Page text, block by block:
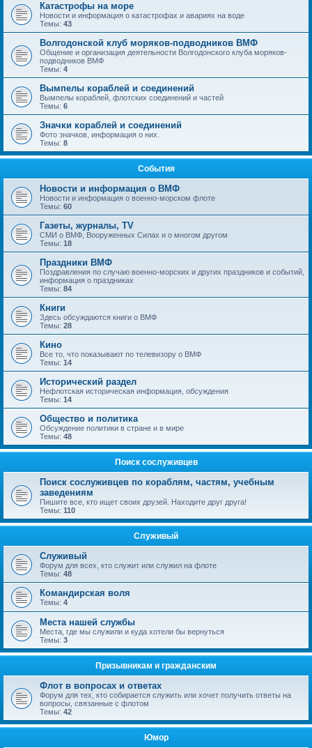
Катастрофы на море
Новости и информация о катастрофах и авариях на воде
Темы: 43
Волгодонской клуб моряков-подводников ВМФ
Общение и организация деятельности Волгодонского клуба моряков-
подводников ВМФ
Темы: 4
Вымпелы кораблей и соединений
Вымпелы кораблей, флотских соединений и частей
Темы: 6
Значки кораблей и соединений
Фото значков, информация о них.
Темы: 8
События
Новости и информация о ВМФ
Новости и информация о военно-морском флоте
Темы: 60
Газеты, журналы, TV
СМИ о ВМФ, Вооруженных Силах и о многом другом
Темы: 18
Праздники ВМФ
Поздравления по случаю военно-морских и других праздников и событий,
информация о праздниках
Темы: 84
Книги
Здесь обсуждаются книги о ВМФ
Темы: 28
Кино
Все то, что показывают по телевизору о ВМФ
Темы: 14
Исторический раздел
Нефлотская историческая информация, обсуждения
Темы: 14
Общество и политика
Обсуждение политики в стране и в мире
Темы: 48
Поиск сослуживцев
Поиск сослуживцев по кораблям, частям, учебным
заведениям
Пишите все, кто ищет своих друзей. Находите друг друга!
Темы: 110
Служивый
Служивый
Форум для всех, кто служит или служил на флоте
Темы: 48
Командирская воля
Темы: 4
Места нашей службы
Места, где мы служили и куда хотели бы вернуться
Темы: 3
Призывникам и гражданским
Флот в вопросах и ответах
Форум для тех, кто собирается служить или хочет получить ответы на
вопросы, связанные с флотом
Темы: 42
Юмор